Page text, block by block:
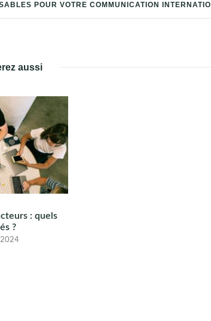
POUR VOTRE COMMUNICATION
aussi
: quels
?